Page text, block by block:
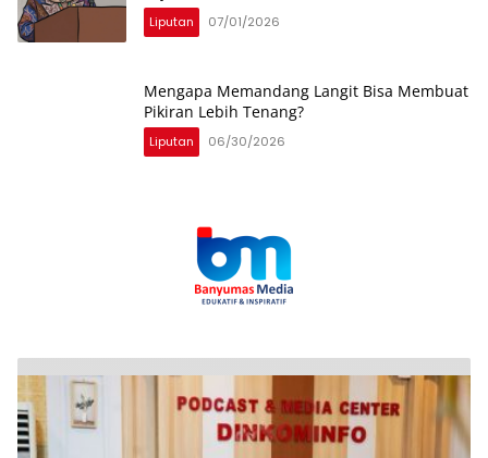
Liputan 07/01/2026
Mengapa Memandang Langit Bisa Membuat
Pikiran Lebih Tenang?
Liputan 06/30/2026